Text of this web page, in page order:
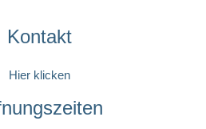
Kontakt
Hier klicken